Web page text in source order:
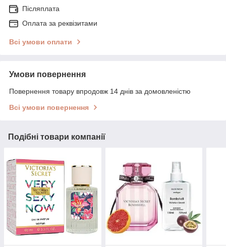
Післяплата
Оплата за реквізитами
Всі умови оплати
Умови повернення
Повернення товару впродовж 14 днів за домовленістю
Всі умови повернення
Подібні товари компанії